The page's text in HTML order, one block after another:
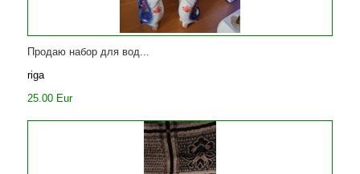
Продаю набор для вод...
riga
25.00 Eur